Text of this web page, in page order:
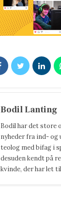
Bodil Lanting
Bodil har det store
nyheder fra ind- og
teolog med bifag i
desuden kendt på
kvinde, der har let